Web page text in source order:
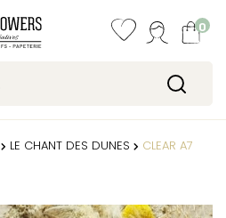
0
LE CHANT DES DUNES
CLEAR A7